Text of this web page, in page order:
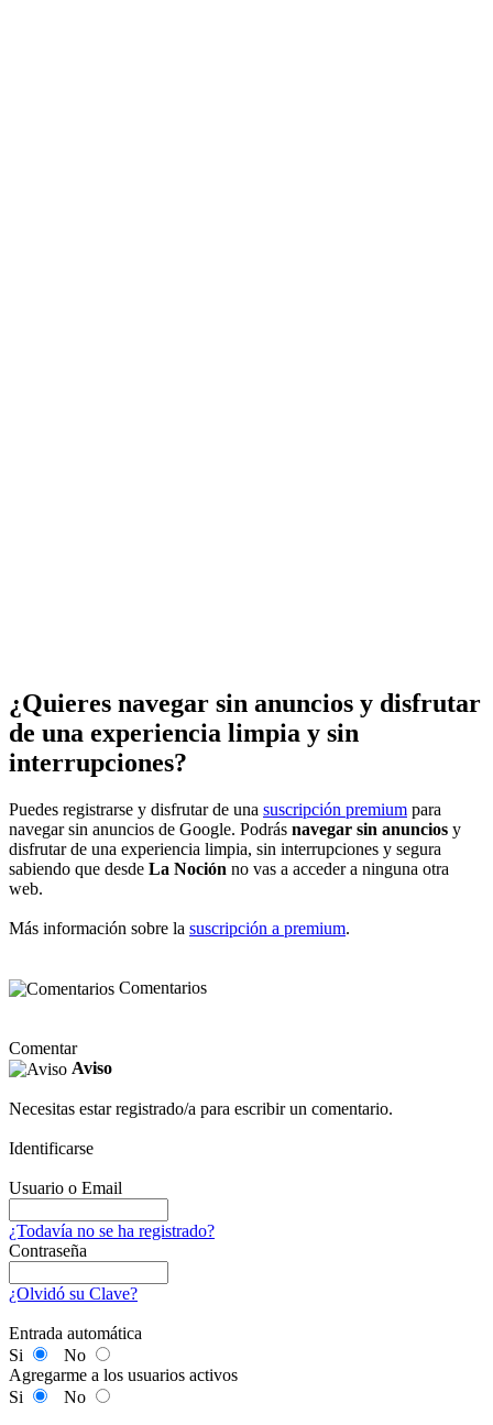
¿Quieres navegar sin anuncios y disfrutar
de una experiencia limpia y sin
interrupciones?
Puedes registrarse y disfrutar de una suscripción premium para
navegar sin anuncios de Google. Podrás navegar sin anuncios y
disfrutar de una experiencia limpia, sin interrupciones y segura
sabiendo que desde La Noción no vas a acceder a ninguna otra
web.
Más información sobre la suscripción a premium.
Comentarios
Comentar
Aviso
Necesitas estar registrado/a para escribir un comentario.
Identificarse
Usuario o Email
¿Todavía no se ha registrado?
Contraseña
¿Olvidó su Clave?
Entrada automática
Si
No
Agregarme a los usuarios activos
Si
No